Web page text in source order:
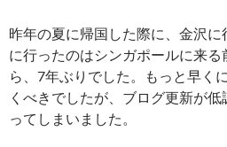
昨年の夏に帰国した際に、金沢
に行ったのはシンガポールに来
ら、7年ぶりでした。もっと早く
くべきでしたが、ブログ更新が
ってしまいました。